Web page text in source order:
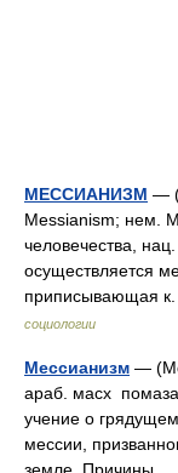
МЕССИАНИЗМ —
Messianism; нем.
человечества,
осуществляется
приписывающая
социологии
Мессианизм —
араб. масх
учение о
мессии,